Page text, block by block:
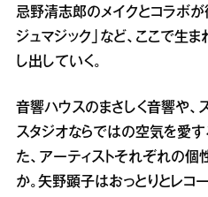
忌野清志郎のメイクとコラボが
ジュマジック」など、ここで生
し出していく。
音響ハウスのまさしく音響や、
スタジオならではの空気を愛す
た、アーティストそれぞれの
か。矢野顕子はおっとりとレコ